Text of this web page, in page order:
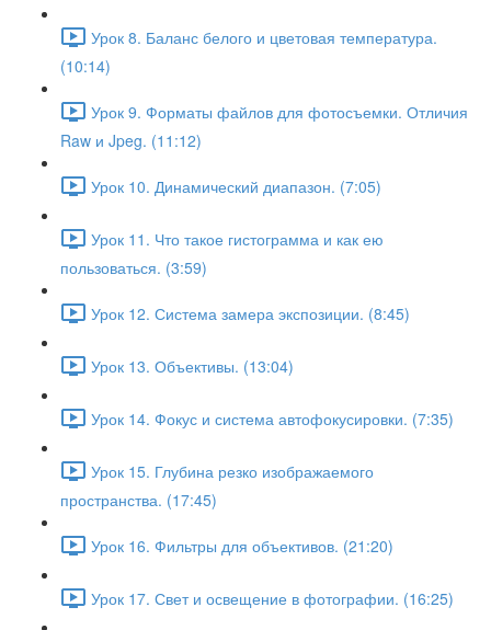
Урок 8. Баланс белого и цветовая температура.
(10:14)
Урок 9. Форматы файлов для фотосъемки. Отличия
Raw и Jpeg. (11:12)
Урок 10. Динамический диапазон. (7:05)
Урок 11. Что такое гистограмма и как ею
пользоваться. (3:59)
Урок 12. Система замера экспозиции. (8:45)
Урок 13. Объективы. (13:04)
Урок 14. Фокус и система автофокусировки. (7:35)
Урок 15. Глубина резко изображаемого
пространства. (17:45)
Урок 16. Фильтры для объективов. (21:20)
Урок 17. Свет и освещение в фотографии. (16:25)